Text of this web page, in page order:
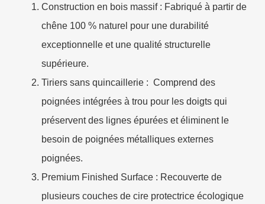
Construction en bois massif : Fabriqué à partir de
chêne 100 % naturel pour une durabilité
exceptionnelle et une qualité structurelle
supérieure.
Tiriers sans quincaillerie : Comprend des
poignées intégrées à trou pour les doigts qui
préservent des lignes épurées et éliminent le
besoin de poignées métalliques externes
poignées.
Premium Finished Surface : Recouverte de
plusieurs couches de cire protectrice écologique